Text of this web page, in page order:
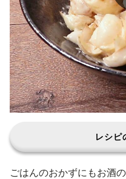
レシピ
ごはんのおかずにもお酒